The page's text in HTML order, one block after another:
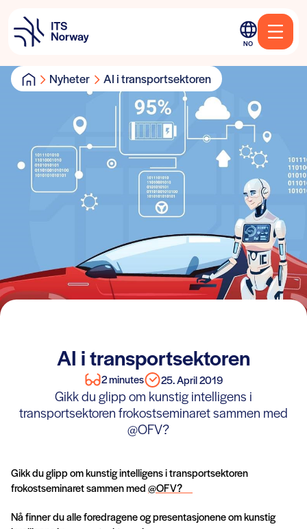
NO
Nyheter AI i transportsektoren
AI i transportsektoren
2 minutes 25. April 2019
Gikk du glipp om kunstig intelligens i
transportsektoren frokostseminaret sammen med
@OFV?
Gikk du glipp om kunstig intelligens i transportsektoren
frokostseminaret sammen med@OFV?
Nå finner du alle foredragene og presentasjonene om kunstig